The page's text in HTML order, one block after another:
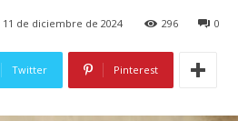
11 de diciembre de 2024 0
296
Twitter Pinterest